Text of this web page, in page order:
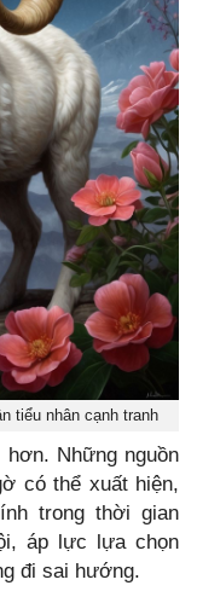
tiểu nhân cạnh tranh
Những nguồn
có thể xuất hiện,
trong thời gian
áp lực lựa chọn
đi sai hướng.